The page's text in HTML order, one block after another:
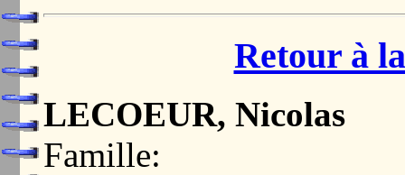
Retour à
LECOEUR, Nicolas
Famille: